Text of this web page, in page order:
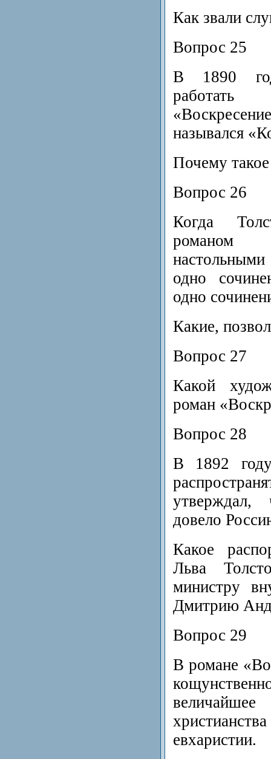
Как звали
Вопрос 25
В 1890
назывался
Почему такое
Вопрос 26
Когда
романом
одно
одно
Какие,
Вопрос 27
Какой
роман
Вопрос 28
В 1892
утверждал,
довело
Какое
Льва
министру
Дмитрию
Вопрос 29
В романе
евхаристии.